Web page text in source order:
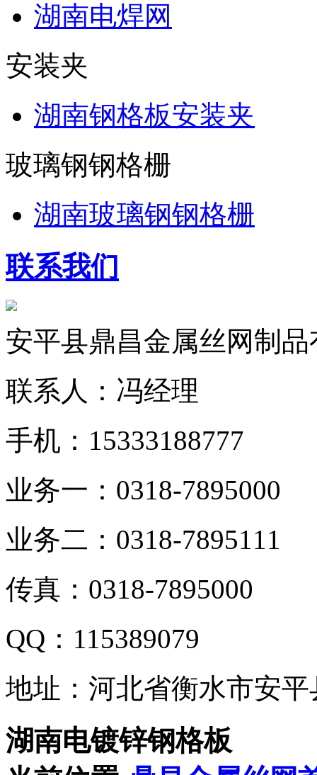
湖南电焊网
安装夹
湖南钢格板安装夹
玻璃钢钢格栅
湖南玻璃钢钢格栅
联系我们
安平县鼎昌金属丝网制
联系人：冯经理
手机：15333188777
业务一：0318-7895000
业务二：0318-7895111
传真：0318-7895000
QQ：115389079
地址：河北省衡水市安
湖南电镀锌钢格板